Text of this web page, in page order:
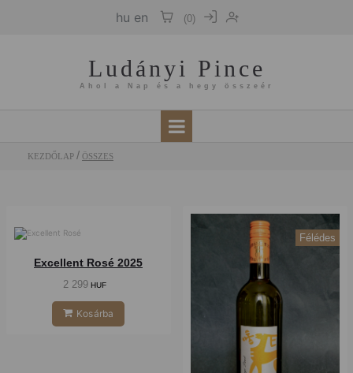
hu en (0)
Ludányi Pince
Ahol a Nap és a hegy összeér
KEZDŐLAP ÖSSZES
Excellent Rosé 2025
2 299HUF
Kosárba
Félédes